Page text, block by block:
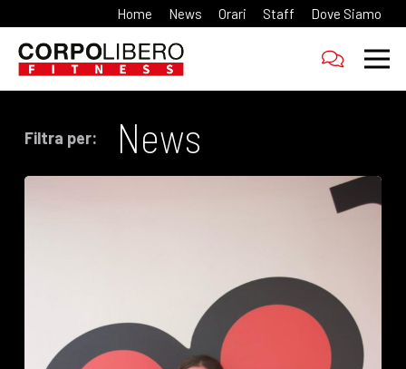
Home News Orari Staff Dove Siamo
Filtra per: News